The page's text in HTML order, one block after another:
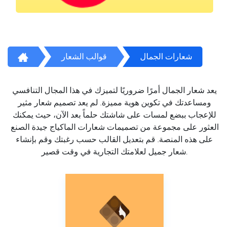
قوالب الشعار شعارات الجمال
يعد شعار الجمال أمرًا ضروريًا لتميزك في هذا المجال التنافسي
ومساعدتك في تكوين هوية مميزة. لم يعد تصميم شعار مثير
للإعجاب ببضع لمسات على شاشتك حلماً بعد الآن، حيث يمكنك
العثور على مجموعة من تصميمات شعارات الماكياج جيدة الصنع
على هذه المنصة. قم بتعديل القالب حسب رغبتك وقم بإنشاء
شعار جميل لعلامتك التجارية في وقت قصير.